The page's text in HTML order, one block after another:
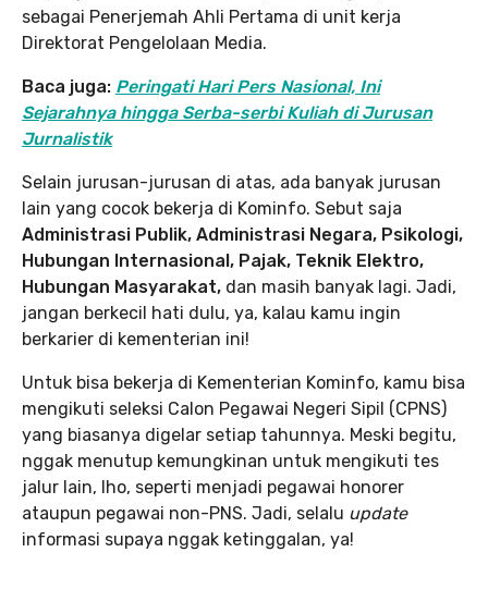
sebagai Penerjemah Ahli Pertama di unit kerja
Direktorat Pengelolaan Media.
Baca juga: Peringati Hari Pers Nasional, Ini
Sejarahnya hingga Serba-serbi Kuliah di Jurusan
Jurnalistik
Selain jurusan-jurusan di atas, ada banyak jurusan
lain yang cocok bekerja di Kominfo. Sebut saja
Administrasi Publik, Administrasi Negara, Psikologi,
Hubungan Internasional, Pajak, Teknik Elektro,
Hubungan Masyarakat, dan masih banyak lagi. Jadi,
jangan berkecil hati dulu, ya, kalau kamu ingin
berkarier di kementerian ini!
Untuk bisa bekerja di Kementerian Kominfo, kamu bisa
mengikuti seleksi Calon Pegawai Negeri Sipil (CPNS)
yang biasanya digelar setiap tahunnya. Meski begitu,
nggak menutup kemungkinan untuk mengikuti tes
jalur lain, lho, seperti menjadi pegawai honorer
ataupun pegawai non-PNS. Jadi, selalu update
informasi supaya nggak ketinggalan, ya!